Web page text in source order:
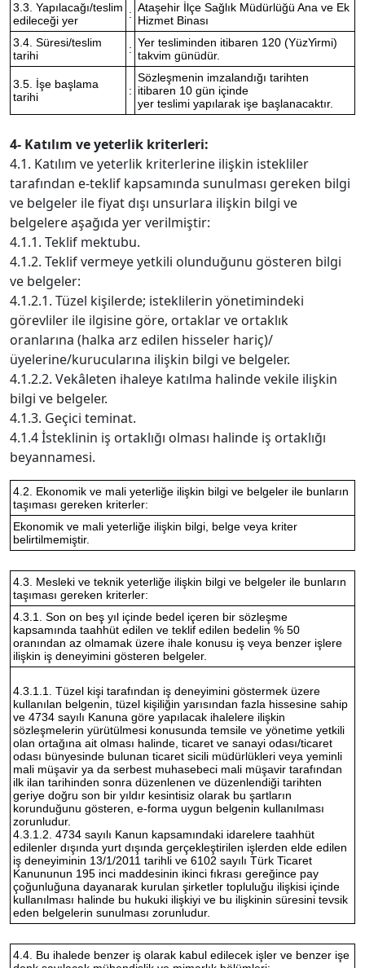
3.3. Yapılacağı/teslim
edileceği yer
: Ataşehir İlçe Sağlık Müdürlüğü Ana ve Ek
Hizmet Binası
3.4. Süresi/teslim
tarihi
: Yer tesliminden itibaren 120 (YüzYirmi)
takvim günüdür.
3.5. İşe başlama
tarihi
:
Sözleşmenin imzalandığı tarihten
itibaren 10 gün içinde
yer teslimi yapılarak işe başlanacaktır.
4- Katılım ve yeterlik kriterleri:
4.1. Katılım ve yeterlik kriterlerine ilişkin istekliler
tarafından e-teklif kapsamında sunulması gereken bilgi
ve belgeler ile fiyat dışı unsurlara ilişkin bilgi ve
belgelere aşağıda yer verilmiştir:
4.1.1. Teklif mektubu.
4.1.2. Teklif vermeye yetkili olunduğunu gösteren bilgi
ve belgeler:
4.1.2.1. Tüzel kişilerde; isteklilerin yönetimindeki
görevliler ile ilgisine göre, ortaklar ve ortaklık
oranlarına (halka arz edilen hisseler hariç)/
üyelerine/kurucularına ilişkin bilgi ve belgeler.
4.1.2.2. Vekâleten ihaleye katılma halinde vekile ilişkin
bilgi ve belgeler.
4.1.3. Geçici teminat.
4.1.4 İsteklinin iş ortaklığı olması halinde iş ortaklığı
beyannamesi.
4.2. Ekonomik ve mali yeterliğe ilişkin bilgi ve belgeler ile bunların
taşıması gereken kriterler:
Ekonomik ve mali yeterliğe ilişkin bilgi, belge veya kriter
belirtilmemiştir.
4.3. Mesleki ve teknik yeterliğe ilişkin bilgi ve belgeler ile bunların
taşıması gereken kriterler:
4.3.1. Son on beş yıl içinde bedel içeren bir sözleşme
kapsamında taahhüt edilen ve teklif edilen bedelin % 50
oranından az olmamak üzere ihale konusu iş veya benzer işlere
ilişkin iş deneyimini gösteren belgeler.
4.3.1.1. Tüzel kişi tarafından iş deneyimini göstermek üzere
kullanılan belgenin, tüzel kişiliğin yarısından fazla hissesine sahip
ve 4734 sayılı Kanuna göre yapılacak ihalelere ilişkin
sözleşmelerin yürütülmesi konusunda temsile ve yönetime yetkili
olan ortağına ait olması halinde, ticaret ve sanayi odası/ticaret
odası bünyesinde bulunan ticaret sicili müdürlükleri veya yeminli
mali müşavir ya da serbest muhasebeci mali müşavir tarafından
ilk ilan tarihinden sonra düzenlenen ve düzenlendiği tarihten
geriye doğru son bir yıldır kesintisiz olarak bu şartların
korunduğunu gösteren, e-forma uygun belgenin kullanılması
zorunludur.
4.3.1.2. 4734 sayılı Kanun kapsamındaki idarelere taahhüt
edilenler dışında yurt dışında gerçekleştirilen işlerden elde edilen
iş deneyiminin 13/1/2011 tarihli ve 6102 sayılı Türk Ticaret
Kanununun 195 inci maddesinin ikinci fıkrası gereğince pay
çoğunluğuna dayanarak kurulan şirketler topluluğu ilişkisi içinde
kullanılması halinde bu hukuki ilişkiyi ve bu ilişkinin süresini tevsik
eden belgelerin sunulması zorunludur.
4.4. Bu ihalede benzer iş olarak kabul edilecek işler ve benzer işe